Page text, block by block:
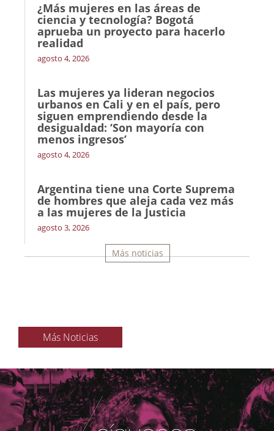
¿Más mujeres en las áreas de
ciencia y tecnología? Bogotá
aprueba un proyecto para hacerlo
realidad
agosto 4, 2026
Las mujeres ya lideran negocios
urbanos en Cali y en el país, pero
siguen emprendiendo desde la
desigualdad: ‘Son mayoría con
menos ingresos’
agosto 4, 2026
Argentina tiene una Corte Suprema
de hombres que aleja cada vez más
a las mujeres de la Justicia
agosto 3, 2026
Más noticias
Más Noticias